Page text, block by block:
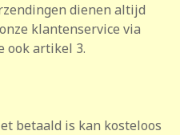
dienen altijd
klantenservice via
ook artikel 3.
betaald is kan kosteloos